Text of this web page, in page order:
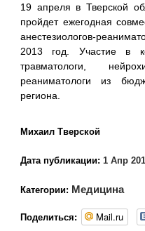
19 апреля в Тверской
пройдет ежегодная
анестезиологов-
2013 год. Участие в
травматологи,
реаниматологи из
региона.
Михаил Тверской
Дата публикации: 1 Апр
Категории: Медицина
Поделиться: Mail.ru